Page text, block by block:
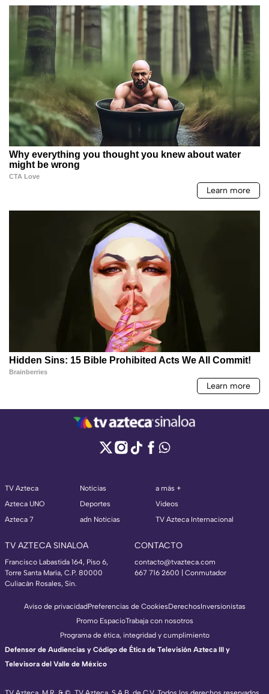
TV Azteca
Azteca UNO
Azteca 7
Noticias
Deportes
adn Noticias
a más +
Videos
TV Azteca Internacional
TV AZTECA SINALOA
Francisco Labastida 164, Piso 6,
Torre Santa María, C.P. 80000
Culiacán Rosales, Sin.
CONTACTO
contacto@tvazteca.com
667 716 2600 | Conmutador
Aviso de privacidadPreferencias de CookiesDerechosInversionistas
Promo EspacioTrabaja con nosotros
Programa de ética, integridad y cumplimiento
Defensor de Audiencias y Código de Ética de Televisión Azteca III y
Televisora del Valle de México